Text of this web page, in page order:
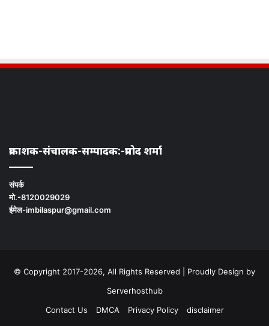
प्रकाशक-संचालक-सम्पादक:-प्रमोद शर्मा
संपर्क
मो.-8120029029
ईमेल-imbilaspur@gmail.com
© Copyright 2017-2026, All Rights Reserved | Proudly Design by
Serverhosthub
Contact Us
DMCA Privacy Policy
disclaimer